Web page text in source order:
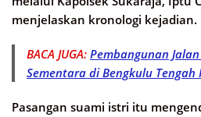
menjelaskan kronologi kejadian.
BACA JUGA: Pembangunan
Sementara di Bengkulu
Pasangan suami istri itu